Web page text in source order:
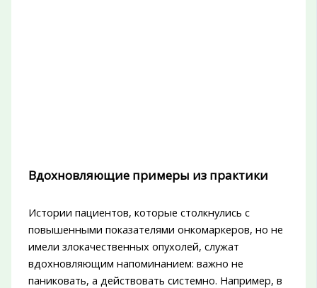
Вдохновляющие примеры из практики
Истории пациентов, которые столкнулись с
повышенными показателями онкомаркеров, но не
имели злокачественных опухолей, служат
вдохновляющим напоминанием: важно не
паниковать, а действовать системно. Например, в